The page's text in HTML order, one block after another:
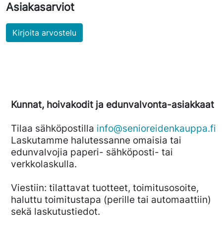
Asiakasarviot
Kirjoita arvostelu
Kunnat, hoivakodit ja edunvalvonta-asiakkaat
Tilaa sähköpostilla info@senioreidenkauppa.fi
Laskutamme halutessanne omaisia tai
edunvalvojia paperi- sähköposti- tai
verkkolaskulla.
Viestiin: tilattavat tuotteet, toimitusosoite,
haluttu toimitustapa (perille tai automaattiin)
sekä laskutustiedot.